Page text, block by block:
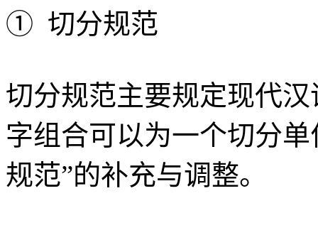
① 切分规范
切分规范主要规定现代
字组合可以为一个切分
规范”的补充与调整。